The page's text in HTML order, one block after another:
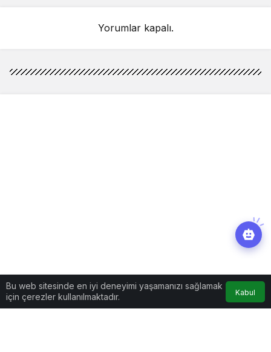
Yorumlar kapalı.
Bu web sitesinde en iyi deneyimi yaşamanızı sağlamak
için çerezler kullanılmaktadır.
Kabul